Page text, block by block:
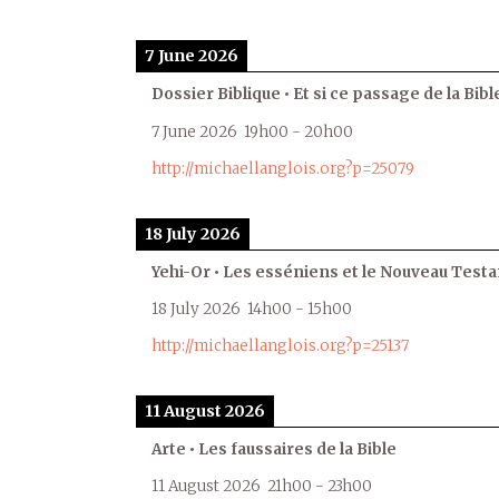
7 June 2026
Dossier Biblique • Et si ce passage de la
7 June 2026 19h00 - 20h00
http://michaellanglois.org?p=25079
18 July 2026
Yehi-Or • Les esséniens et le Nouveau
18 July 2026 14h00 - 15h00
http://michaellanglois.org?p=25137
11 August 2026
Arte • Les faussaires de la Bible
11 August 2026 21h00 - 23h00